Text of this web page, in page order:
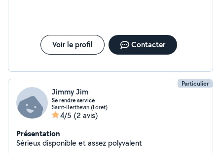
Voir le profil Contacter
Particulier
Jimmy Jim
Se rendre service
Saint-Berthevin (Foret)
4/5 (2 avis)
Présentation
Sérieux disponible et assez polyvalent